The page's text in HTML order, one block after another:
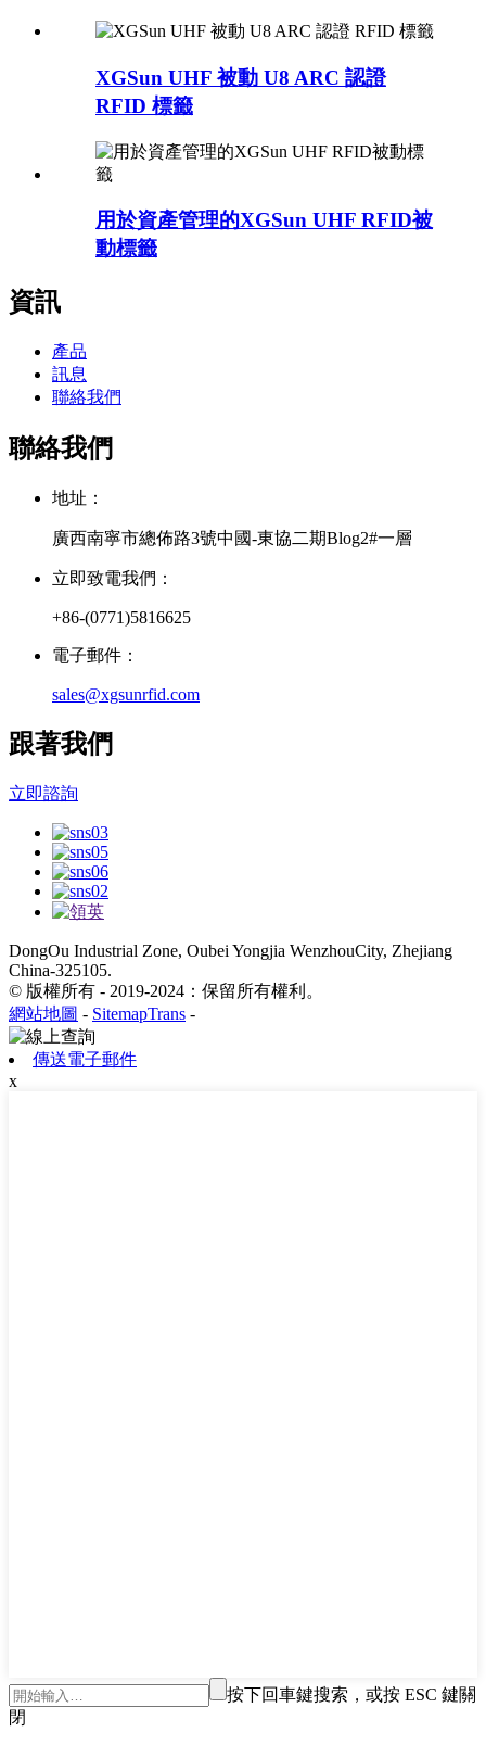
XGSun UHF 被動 U8 ARC 認證
RFID 標籤
用於資產管理的XGSun UHF RFID被
動標籤
資訊
產品
訊息
聯絡我們
聯絡我們
地址：
廣西南寧市總佈路3號中國-東協二期Blog2#一層
立即致電我們：
+86-(0771)5816625
電子郵件：
sales@xgsunrfid.com
跟著我們
立即諮詢
DongOu Industrial Zone, Oubei Yongjia WenzhouCity, Zhejiang
China-325105.
© 版權所有 - 2019-2024：保留所有權利。
網站地圖 - SitemapTrans -
傳送電子郵件
x
按下回車鍵搜索，或按 ESC 鍵關
閉